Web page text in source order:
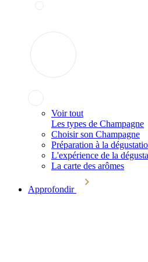
Voir tout
Les types de Champagne
Choisir son Champagne
Préparation à la
L'expérience de la
La carte des arômes
Approfondir